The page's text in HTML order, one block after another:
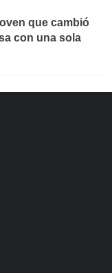
que cambió
con una sola